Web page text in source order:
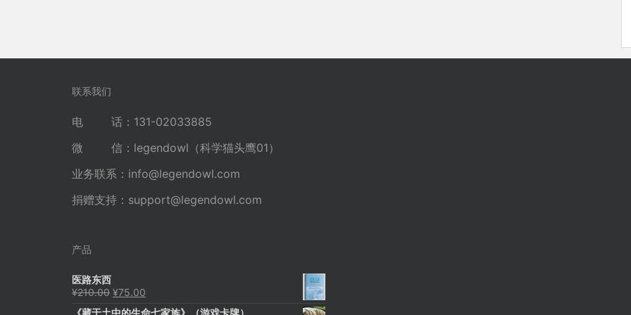
联系我们
电 话：131-02033885
微 信：legendowl（科学猫头鹰01）
业务联系： info@legendowl.com
捐赠支持： support@legendowl.com
产品
医路东西
¥210.00 原
¥75.00